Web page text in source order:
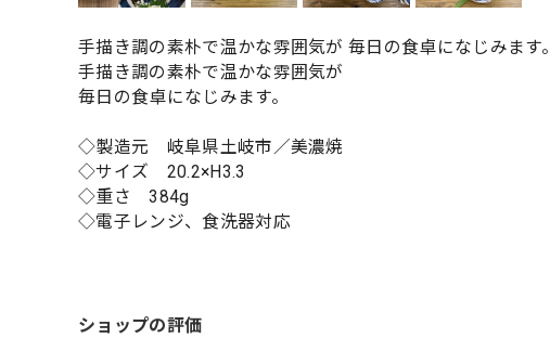
手描き調の素朴で温かな雰囲気が 毎日の食卓になじみます。
手描き調の素朴で温かな雰囲気が
毎日の食卓になじみます。
◇製造元 岐阜県土岐市／美濃焼
◇サイズ 20.2×H3.3
◇重さ 384g
◇電子レンジ、食洗器対応
ショップの評価